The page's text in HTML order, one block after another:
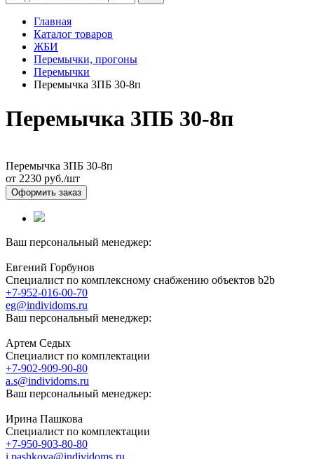
Главная
Каталог товаров
ЖБИ
Перемычки, прогоны
Перемычки
Перемычка 3ПБ 30-8п
Перемычка 3ПБ 30-8п
Перемычка 3ПБ 30-8п
от 2230 руб./шт
Оформить заказ
Ваш персональный менеджер:
Евгений Горбунов
Специалист по комплексному снабжению объектов b2b
+7-952-016-00-70
eg@individoms.ru
Ваш персональный менеджер:
Артем Седых
Специалист по комплектации
+7-902-909-90-80
a.s@individoms.ru
Ваш персональный менеджер:
Ирина Пашкова
Специалист по комплектации
+7-950-903-80-80
i.pashkova@individoms.ru